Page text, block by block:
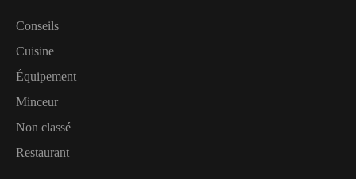
Conseils
Cuisine
Équipement
Minceur
Non classé
Restaurant